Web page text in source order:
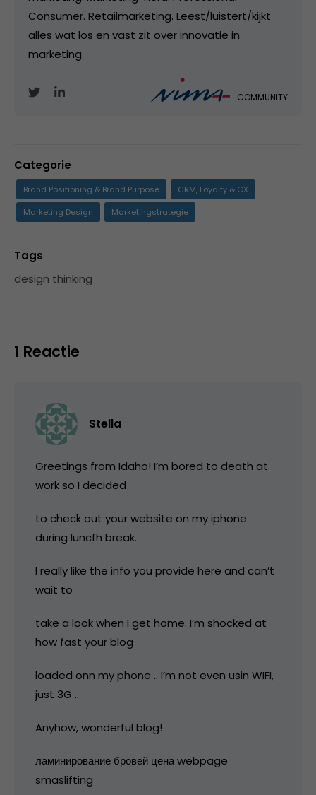
Consumer. Retailmarketing. Leest/luistert/kijkt
alles wat los en vast zit over innovatie in
marketing.
COMMUNITY
Categorie
Brand Positioning & Brand Purpose
CRM, Loyalty & CX
Marketing Design
Marketingstrategie
Tags
design thinking
1 Reactie
Stella
Greetings from Idaho! I’m bored to death at
work so I decided
to check out your website on my iphone
during luncfh break.
I really like the info you provide here and can’t
wait to
take a look when I get home. I’m shocked at
how fast your blog
loaded onn my phone .. I’m not even usin WIFI,
just 3G ..
Anyhow, wonderful blog!
ламинирование бровей цена webpage
smaslifting